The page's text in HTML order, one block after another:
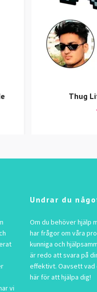
Thug
vi
Undrar du
Om du behöver hjälp
har frågor om våra
kunniga och
är redo att svara på
effektivt. Oavsett vad
här för att hjälpa dig!